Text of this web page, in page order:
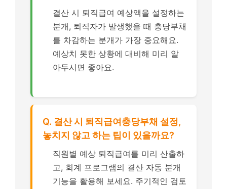
결산 시 퇴직급여 예상액을 설정하는
분개, 퇴직자가 발생했을 때 충당부채
를 차감하는 분개가 가장 중요해요.
예상치 못한 상황에 대비해 미리 알
아두시면 좋아요.
Q. 결산 시 퇴직급여충당부채 설정,
놓치지 않고 하는 팁이 있을까요?
직원별 예상 퇴직급여를 미리 산출하
고, 회계 프로그램의 결산 자동 분개
기능을 활용해 보세요. 주기적인 검토